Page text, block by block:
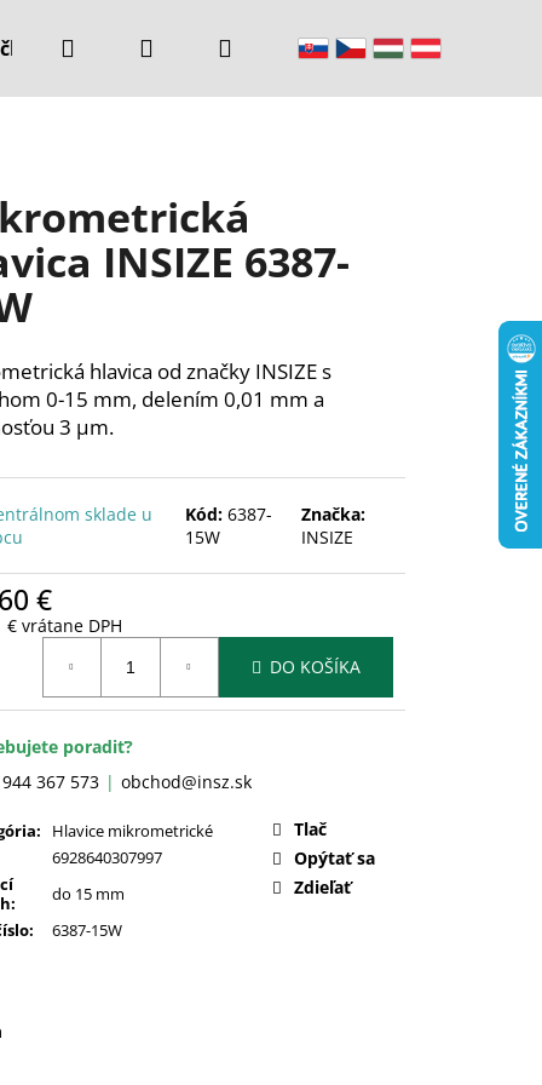
Kontakty
Hľadať PrihlásenieNákupný
INSIZE 6387-
hlavica od značky INSIZE s
0-15 mm, delením 0,01 mm a
3 µm.
sklade u
Kód: 6387-
15W
Značka:
INSIZE
€
€ vrátane DPH
DO KOŠÍKA
poradiť?
367 573
obchod@insz.sk
:
Hlavice mikrometrické
6928640307997
:
do 15 mm
: 6387-15W
Tlač
Opýtať sa
Zdieľať